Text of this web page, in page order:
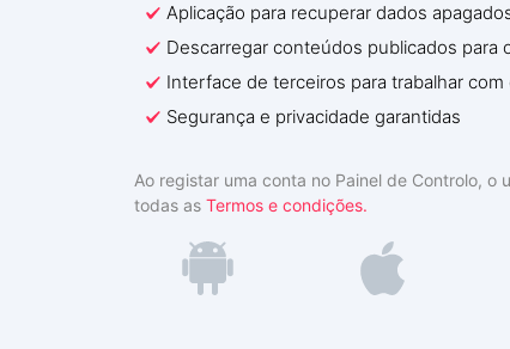
Aplicação para recuperar dados
Descarregar conteúdos publicados para
Interface de terceiros para trabalhar
Segurança e privacidade garantidas
Ao registar uma conta no Painel de Controlo,
todas as Termos e condições.